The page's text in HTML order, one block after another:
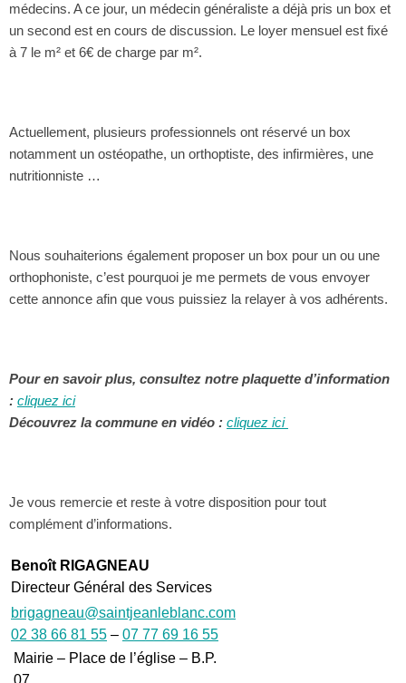
médecins. A ce jour, un médecin généraliste a déjà pris un box et
un second est en cours de discussion. Le loyer mensuel est fixé
à 7 le m² et 6€ de charge par m².
Actuellement, plusieurs professionnels ont réservé un box
notamment un ostéopathe, un orthoptiste, des infirmières, une
nutritionniste …
Nous souhaiterions également proposer un box pour un ou une
orthophoniste, c’est pourquoi je me permets de vous envoyer
cette annonce afin que vous puissiez la relayer à vos adhérents.
Pour en savoir plus, consultez notre plaquette d’information
: cliquez ici
Découvrez la commune en vidéo : cliquez ici
Je vous remercie et reste à votre disposition pour tout
complément d’informations.
Benoît RIGAGNEAU
Directeur Général des Services
brigagneau@saintjeanleblanc.com
02 38 66 81 55 – 07 77 69 16 55
Mairie – Place de l’église – B.P.
07